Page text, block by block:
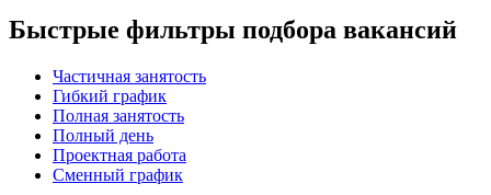
Быстрые фильтры подбора вакансий
Частичная занятость
Гибкий график
Полная занятость
Полный день
Проектная работа
Сменный график